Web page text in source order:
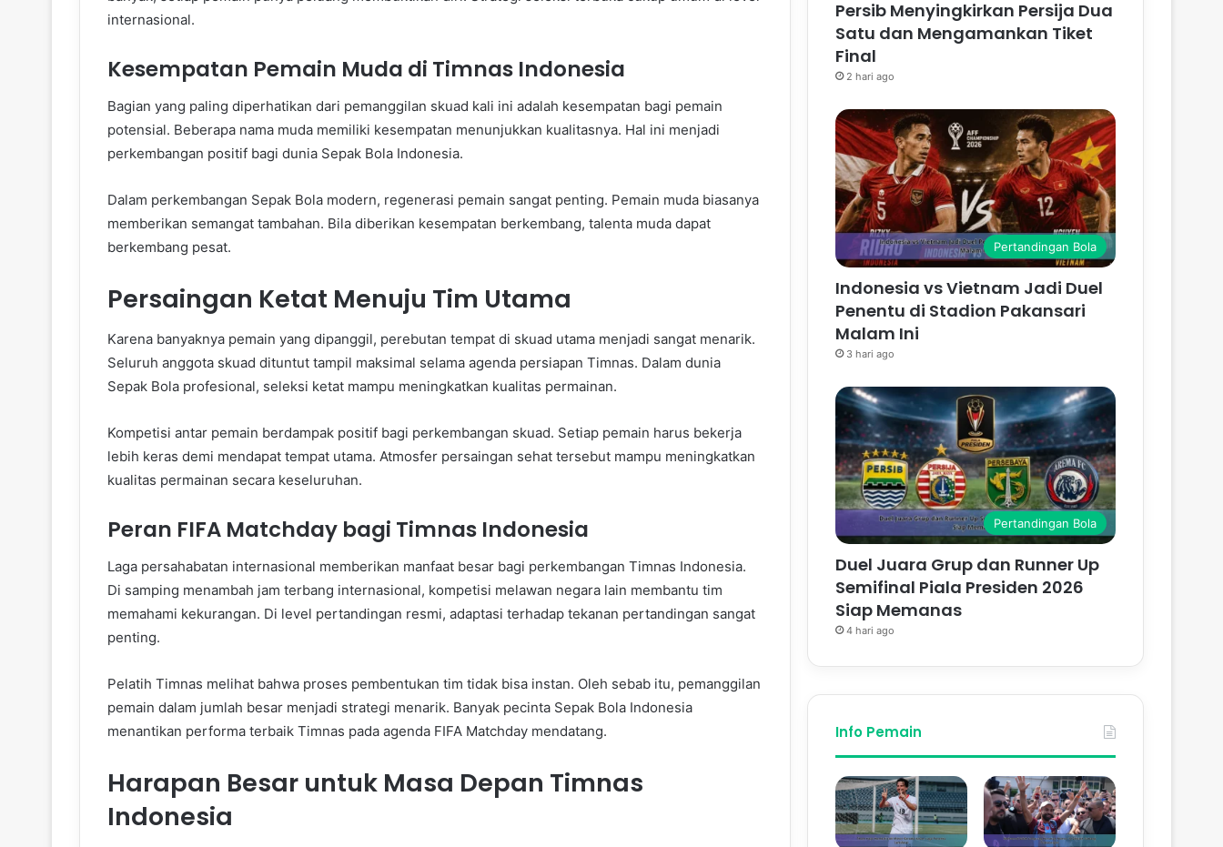
internasional.
Kesempatan Pemain Muda di Timnas Indonesia
Bagian yang paling diperhatikan dari pemanggilan skuad kali ini adalah kesempatan bagi pemain
potensial. Beberapa nama muda memiliki kesempatan menunjukkan kualitasnya. Hal ini menjadi
perkembangan positif bagi dunia Sepak Bola Indonesia.
Dalam perkembangan Sepak Bola modern, regenerasi pemain sangat penting. Pemain muda biasanya
memberikan semangat tambahan. Bila diberikan kesempatan berkembang, talenta muda dapat
berkembang pesat.
Persaingan Ketat Menuju Tim Utama
Karena banyaknya pemain yang dipanggil, perebutan tempat di skuad utama menjadi sangat menarik.
Seluruh anggota skuad dituntut tampil maksimal selama agenda persiapan Timnas. Dalam dunia
Sepak Bola profesional, seleksi ketat mampu meningkatkan kualitas permainan.
Kompetisi antar pemain berdampak positif bagi perkembangan skuad. Setiap pemain harus bekerja
lebih keras demi mendapat tempat utama. Atmosfer persaingan sehat tersebut mampu meningkatkan
kualitas permainan secara keseluruhan.
Peran FIFA Matchday bagi Timnas Indonesia
Laga persahabatan internasional memberikan manfaat besar bagi perkembangan Timnas Indonesia.
Di samping menambah jam terbang internasional, kompetisi melawan negara lain membantu tim
memahami kekurangan. Di level pertandingan resmi, adaptasi terhadap tekanan pertandingan sangat
penting.
Pelatih Timnas melihat bahwa proses pembentukan tim tidak bisa instan. Oleh sebab itu, pemanggilan
pemain dalam jumlah besar menjadi strategi menarik. Banyak pecinta Sepak Bola Indonesia
menantikan performa terbaik Timnas pada agenda FIFA Matchday mendatang.
Harapan Besar untuk Masa Depan Timnas
Indonesia
Persib Menyingkirkan Persija Dua
Satu dan Mengamankan Tiket
Final
2 hari ago
Pertandingan Bola
Indonesia vs Vietnam Jadi Duel
Penentu di Stadion Pakansari
Malam Ini
3 hari ago
Pertandingan Bola
Duel Juara Grup dan Runner Up
Semifinal Piala Presiden 2026
Siap Memanas
4 hari ago
Info Pemain